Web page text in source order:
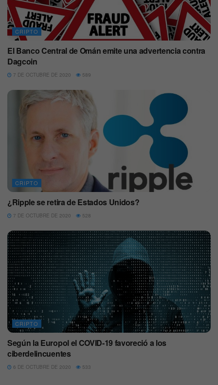
CRIPTO
El Banco Central de Omán emite una advertencia contra
Dagcoin
7 DE OCTUBRE DE 2020 589
CRIPTO
¿Ripple se retira de Estados Unidos?
7 DE OCTUBRE DE 2020 528
CRIPTO
Según la Europol el COVID-19 favoreció a los
ciberdelincuentes
6 DE OCTUBRE DE 2020 533